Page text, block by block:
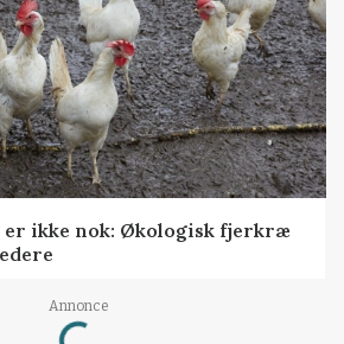
ikke nok: Økologisk fjerkræ
Annonce
Loading...